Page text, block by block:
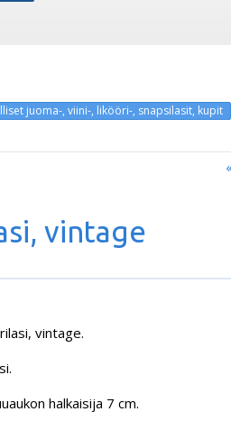
juoma-, viini-, likööri-, snapsilasit, kupit
vintage
vintage.
halkaisija 7 cm.